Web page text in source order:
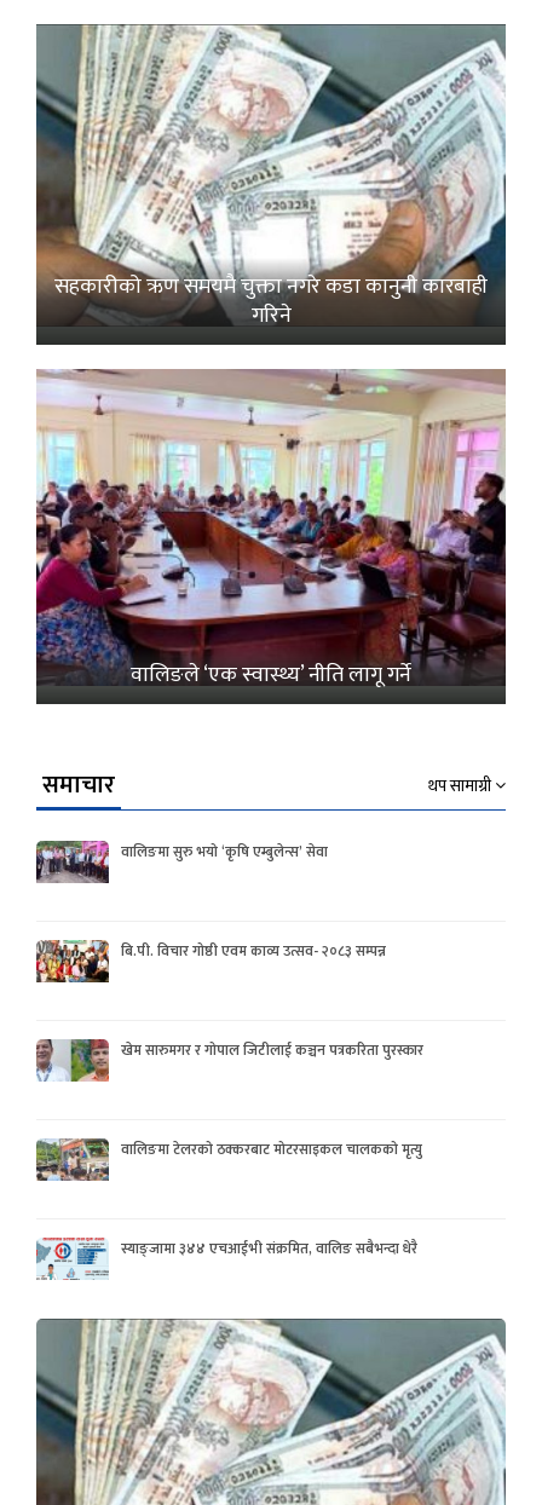
सहकारीको ऋण समयमै चुक्ता नगरे कडा कानुनी कारबाही
गरिने
वालिङले ‘एक स्वास्थ्य’ नीति लागू गर्ने
समाचार थप सामाग्री
वालिङमा सुरु भयो ‘कृषि एम्बुलेन्स’ सेवा
बि.पी. विचार गोष्ठी एवम काव्य उत्सव- २०८३ सम्पन्न
खेम सारुमगर र गोपाल जिटीलाई कञ्चन पत्रकरिता पुरस्कार
वालिङमा टेलरको ठक्करबाट मोटरसाइकल चालकको मृत्यु
स्याङ्जामा ३४४ एचआईभी संक्रमित, वालिङ सबैभन्दा धेरै